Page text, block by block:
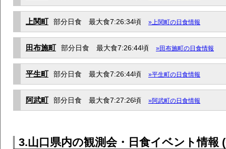
上関町 部分日食 最大食7:26:34頃 »上関町の日食情報
田布施町 部分日食 最大食7:26:44頃 »田布施町の日食情報
平生町 部分日食 最大食7:26:44頃 »平生町の日食情報
阿武町 部分日食 最大食7:27:26頃 »阿武町の日食情報
3.山口県内の観測会・日食イベント情報